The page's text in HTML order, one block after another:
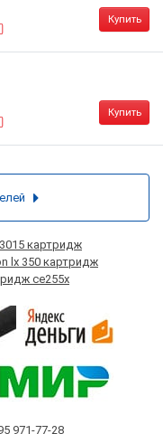
Купить
Купить
картридж
lx 350 картридж
ce255x
971-77-28